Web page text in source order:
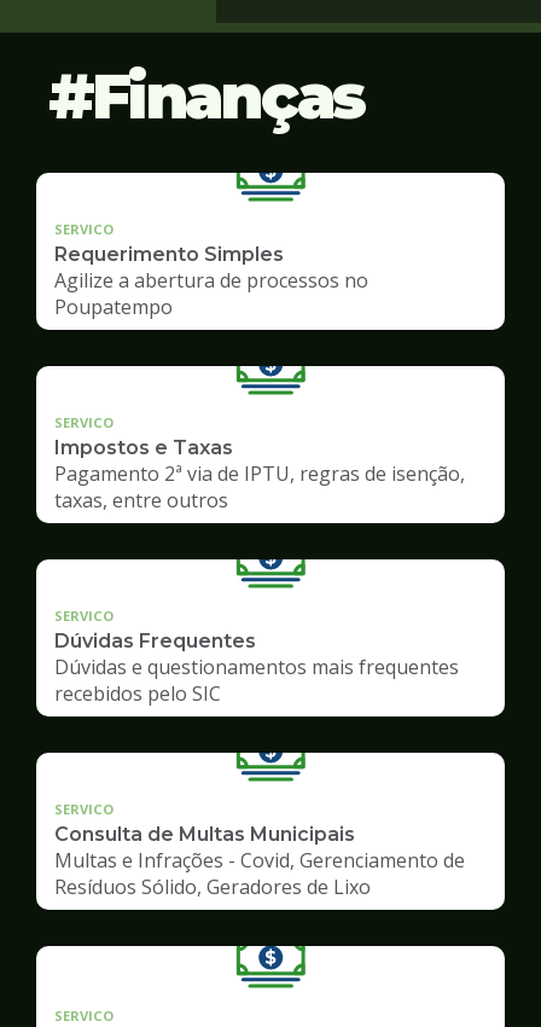
Finanças
SERVICO
Requerimento Simples
Agilize a abertura de processos no
Poupatempo
SERVICO
Impostos e Taxas
Pagamento 2ª via de IPTU, regras de isenção,
taxas, entre outros
SERVICO
Dúvidas Frequentes
Dúvidas e questionamentos mais frequentes
recebidos pelo SIC
SERVICO
Consulta de Multas Municipais
Multas e Infrações - Covid, Gerenciamento de
Resíduos Sólido, Geradores de Lixo
SERVICO